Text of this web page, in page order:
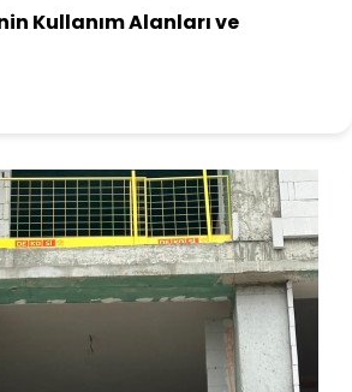
Kullanım Alanları ve